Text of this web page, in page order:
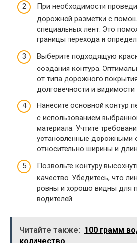
При необходимости
дорожной разметки с
специальных лент. Это
границы перехода и
Выберите подходящую
создания контура.
от типа дорожного
долговечности и видимости
Нанесите основной контур
с использованием
материала. Учтите
установленные дорожными
относительно ширины и
Позвольте контуру
качество. Убедитесь, что
ровны и хорошо видны для
водителей.
Читайте также: 100 грамм
количество